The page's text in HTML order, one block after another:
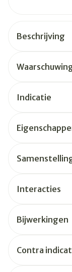
Beschrijving
Indicatie
Interacties
Bijwerkingen
Contra